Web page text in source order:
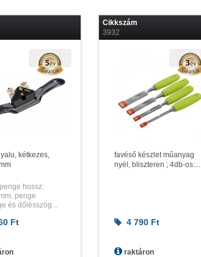
kétkezes,
hossz:
penge
és dőlésszög...
Ft
Cikkszám
3932
favéső készlet műanyag
nyél, bliszteren ; 4db-os:...
4 790 Ft
raktáron